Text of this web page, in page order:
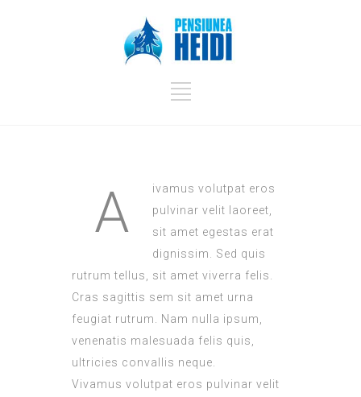
A
ivamus volutpat eros
pulvinar velit laoreet,
sit amet egestas erat
dignissim. Sed quis
rutrum tellus, sit amet viverra felis.
Cras sagittis sem sit amet urna
feugiat rutrum. Nam nulla ipsum,
venenatis malesuada felis quis,
ultricies convallis neque.
Vivamus volutpat eros pulvinar velit